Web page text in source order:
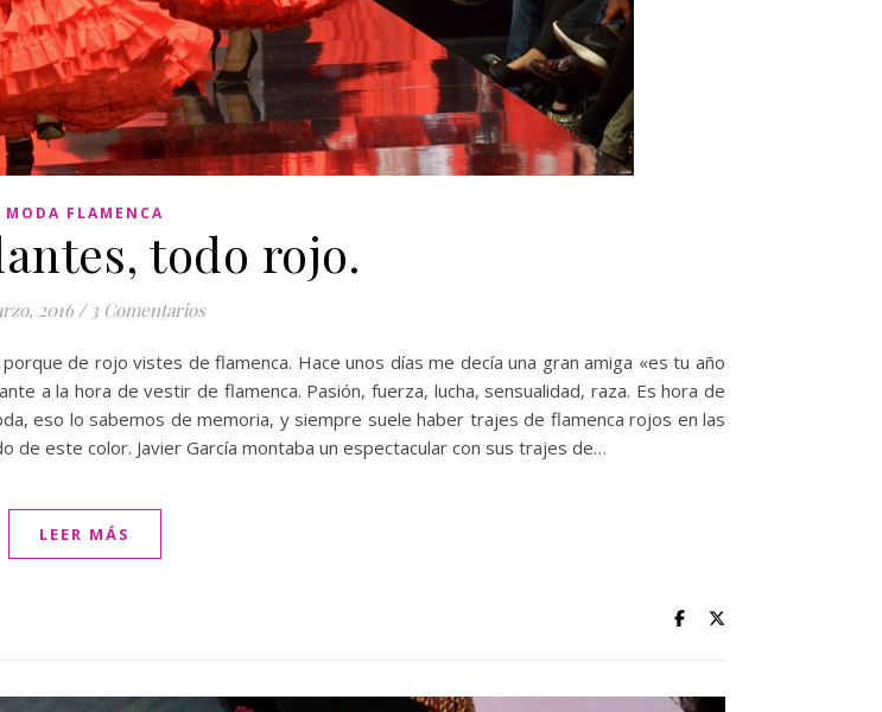
MODA FLAMENCA
todo rojo.
2016 / 3 Comentarios
de rojo vistes de flamenca. Hace unos días me decía una gran amiga «es tu año
a la hora de vestir de flamenca. Pasión, fuerza, lucha, sensualidad, raza. Es hora de
eso lo sabemos de memoria, y siempre suele haber trajes de flamenca rojos en las
de este color. Javier García montaba un espectacular con sus trajes de…
LEER MÁS